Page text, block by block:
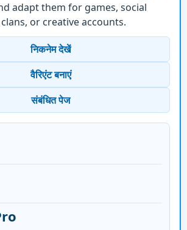
adapt them for games, social
or creative accounts.
निकनेम देखें
वैरिएंट बनाएं
संबंधित पेज